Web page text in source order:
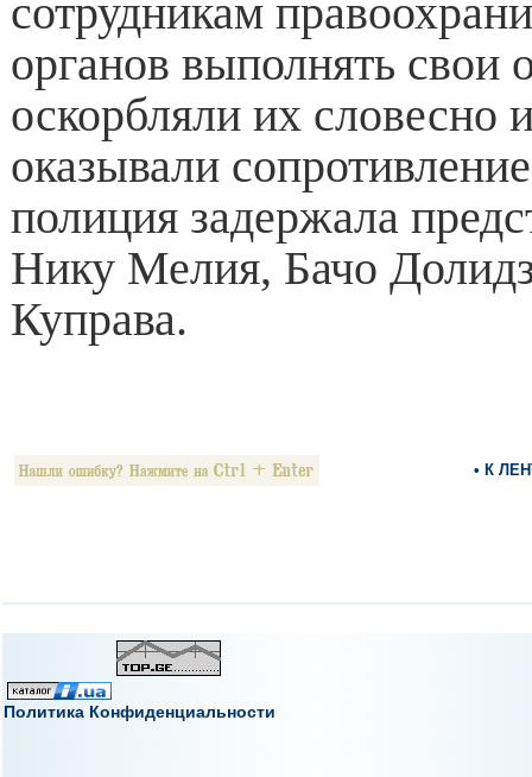
сотрудникам
органов выполнять свои
оскорбляли их словесно
оказывали
полиция задержала
Нику Мелия, Бачо
Куправа.
• К
Политика Конфиденциальности